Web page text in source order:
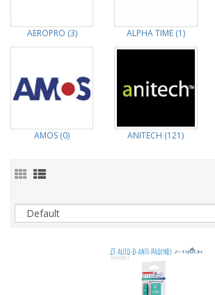
AEROPRO (3) ALPHA TIME (1)
AMOS (0) ANITECH (121)